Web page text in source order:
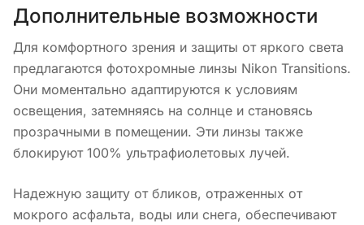
Дополнительные возможности
Для комфортного зрения и защиты от яркого света
предлагаются фотохромные линзы Nikon Transitions.
Они моментально адаптируются к условиям
освещения, затемняясь на солнце и становясь
прозрачными в помещении. Эти линзы также
блокируют 100% ультрафиолетовых лучей.
Надежную защиту от бликов, отраженных от
мокрого асфальта, воды или снега, обеспечивают